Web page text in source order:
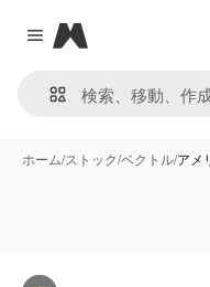
Close menu
Magnific
ホーム/ストック/ベクトル/アメ